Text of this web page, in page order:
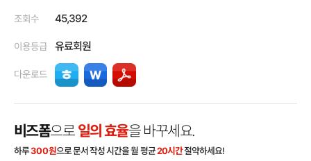
조회수 45,392
이용등급 유료회원
다운로드
비즈폼으로 일의 효율을 바꾸세요.
하루300원으로 문서 작성 시간을 월 평균20시간절약하세요!